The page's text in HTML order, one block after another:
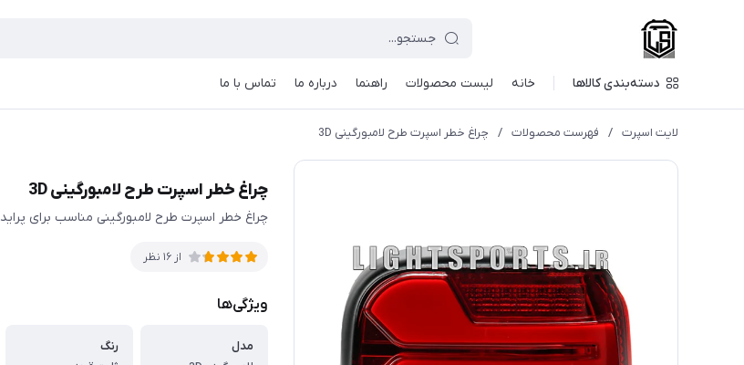
دسته‌بندی کالاها خانه لیست محصولات راهنما درباره ما تماس با ما
لایت اسپرت / فهرست محصولات / چراغ خطر اسپرت طرح لامبورگینی 3D
چراغ خطر اسپرت طرح لامبورگینی 3D
چراغ خطر اسپرت طرح لامبورگینی مناسب برای پراید 131
از 16 نظر
ویژگی‌ها
مدل
رنگ